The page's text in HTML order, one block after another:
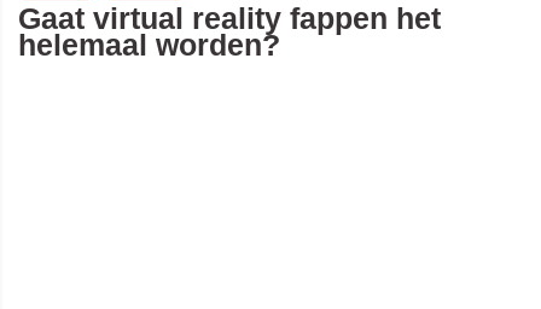
Gaat virtual reality fappen het
helemaal worden?